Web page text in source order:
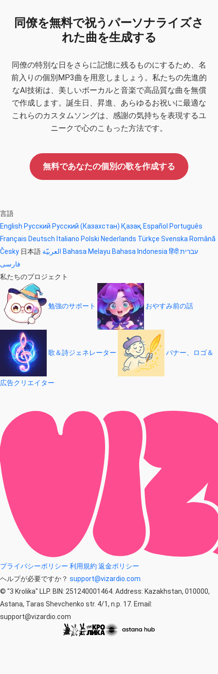
同僚を無料で祝うパーソナライズさ
れた曲を生成する
同僚の特別な日をさらに記憶に残るものにするため、名
前入りの個別MP3曲を用意しましょう。私たちの先進的
なAI技術は、美しいボーカルと音楽で高品質な曲を無償
で作成します。誕生日、昇進、あらゆるお祝いに最適な
これらのカスタムソングは、感謝の気持ちを表現するユ
ニークで心のこもった方法です。
無料であなたの個別の歌を作成する
言語
English Русский Русский (Казахстан) Қазақ Español Português
Français Deutsch Italiano Polski Nederlands Türkçe Svenska Română
Česky 日本語 Bahasa Melayu Bahasa Indonesia हिंदीעברית
فارسی
私たちのプロジェクト
勉強のサポート おやすみ前の話
歌＆詩ジェネレーター バナー、ロゴ＆
広告クリエイター
プライバシーポリシー 利用規約 返金ポリシー
ヘルプが必要ですか？ support@vizardio.com
© "3 Krolika" LLP. BIN: 251240001464. Address: Kazakhstan, 010000,
Astana, Taras Shevchenko str. 4/1, n.p. 17. Email:
support@vizardio.com